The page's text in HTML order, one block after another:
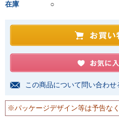
在庫 ○
この商品について問い合わせ
※パッケージデザイン等は予告な